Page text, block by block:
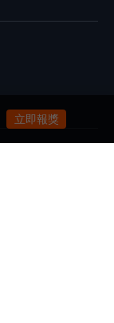
立即報獎